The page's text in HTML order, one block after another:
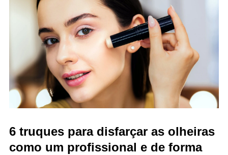
6 truques para disfarçar as olheiras
como um profissional e de forma